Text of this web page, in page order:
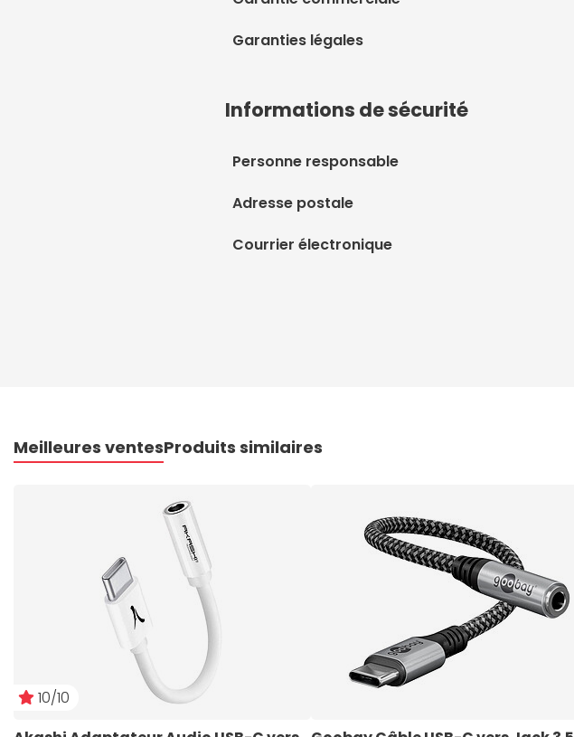
Garanties légales
Informations de sécurité
Personne responsable
Adresse postale
Courrier électronique
Meilleures ventesProduits similaires
10/10